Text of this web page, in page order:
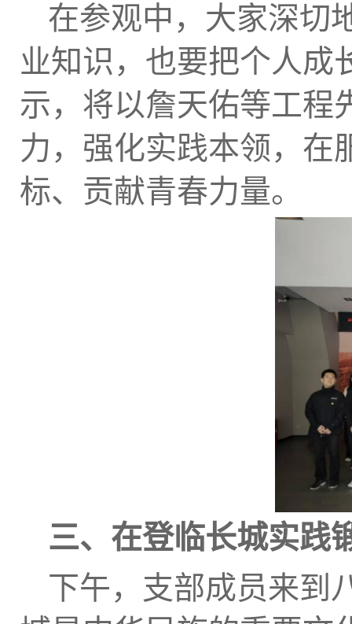
在参观中，大家深切
业知识，也要把个人成
示，将以詹天佑等工程
力，强化实践本领，在
标、贡献青春力量。
三、在登临长城实践
下午，支部成员来到